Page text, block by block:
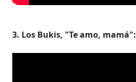
3. Los Bukis, "Te amo, mamá":